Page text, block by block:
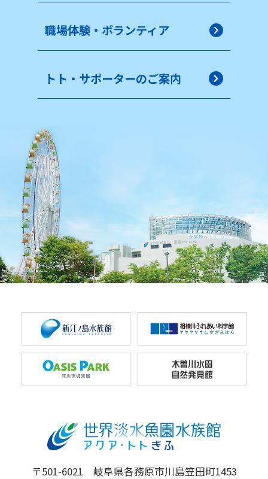
職場体験・ボランティア
トト・サポーターのご案内
〒501-6021 岐阜県各務原市川島笠田町1453